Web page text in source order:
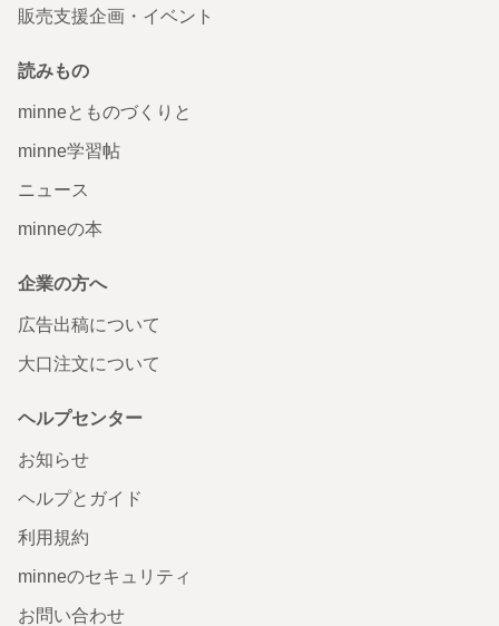
販売支援企画・イベント
読みもの
minneとものづくりと
minne学習帖
ニュース
minneの本
企業の方へ
広告出稿について
大口注文について
ヘルプセンター
お知らせ
ヘルプとガイド
利用規約
minneのセキュリティ
お問い合わせ